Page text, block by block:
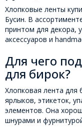
Хлопковые ленты
Бусин. В
принтом для декора,
аксессуаров и
Для чего
для бирок?
Хлопковая лента для
ярлыков, этикеток,
элементов. Она
шнурами и